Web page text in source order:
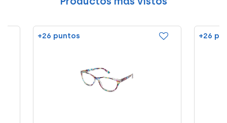
+26 puntos +26